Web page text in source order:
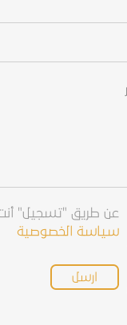
عن طريق "تسجيل"
سياسة الخصوصية